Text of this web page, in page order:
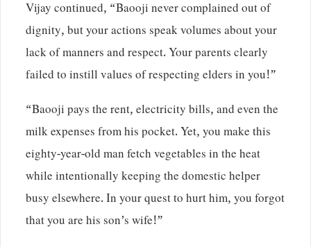
Vijay continued, “Baooji never complained out of
dignity, but your actions speak volumes about your
lack of manners and respect. Your parents clearly
failed to instill values of respecting elders in you!”
“Baooji pays the rent, electricity bills, and even the
milk expenses from his pocket. Yet, you make this
eighty-year-old man fetch vegetables in the heat
while intentionally keeping the domestic helper
busy elsewhere. In your quest to hurt him, you forgot
that you are his son’s wife!”